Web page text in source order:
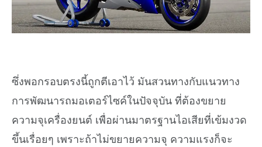
ซึ่งพอกรอบตรงนี้ถูกตีเอาไว้ มันสวนทางกับแนวทาง
การพัฒนารถมอเตอร์ไซค์ในปัจจุบัน ที่ต้องขยาย
ความจุเครื่องยนต์ เพื่อผ่านมาตรฐานไอเสียที่เข้มงวด
ขึ้นเรื่อยๆ เพราะถ้าไม่ขยายความจุ ความแรงก็จะ